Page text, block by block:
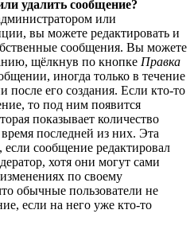
удалить сообщение?
или
вы можете редактировать и
сообщения. Вы можете
щёлкнув по кнопке Правка
иногда только в течение
после его создания. Если кто-то
то под ним появится
показывает количество
последней из них. Эта
если сообщение редактировал
хотя они могут сами
по своему
обычные пользователи не
если на него уже кто-то